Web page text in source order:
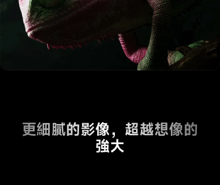
更細膩的影像，超越想像的
強大